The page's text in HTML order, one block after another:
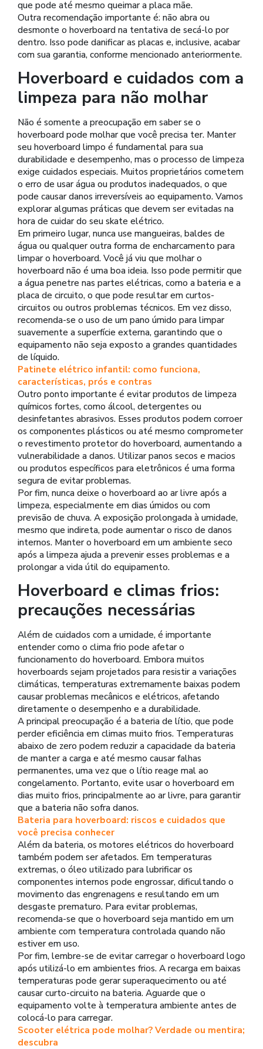
que pode até mesmo queimar a placa mãe.
Outra recomendação importante é: não abra ou
desmonte o hoverboard na tentativa de secá-lo por
dentro. Isso pode danificar as placas e, inclusive, acabar
com sua garantia, conforme mencionado anteriormente.
Hoverboard e cuidados com a
limpeza para não molhar
Não é somente a preocupação em saber se o
hoverboard pode molhar que você precisa ter. Manter
seu hoverboard limpo é fundamental para sua
durabilidade e desempenho, mas o processo de limpeza
exige cuidados especiais. Muitos proprietários cometem
o erro de usar água ou produtos inadequados, o que
pode causar danos irreversíveis ao equipamento. Vamos
explorar algumas práticas que devem ser evitadas na
hora de cuidar do seu skate elétrico.
Em primeiro lugar, nunca use mangueiras, baldes de
água ou qualquer outra forma de encharcamento para
limpar o hoverboard. Você já viu que molhar o
hoverboard não é uma boa ideia. Isso pode permitir que
a água penetre nas partes elétricas, como a bateria e a
placa de circuito, o que pode resultar em curtos-
circuitos ou outros problemas técnicos. Em vez disso,
recomenda-se o uso de um pano úmido para limpar
suavemente a superfície externa, garantindo que o
equipamento não seja exposto a grandes quantidades
de líquido.
Patinete elétrico infantil: como funciona,
características, prós e contras
Outro ponto importante é evitar produtos de limpeza
químicos fortes, como álcool, detergentes ou
desinfetantes abrasivos. Esses produtos podem corroer
os componentes plásticos ou até mesmo comprometer
o revestimento protetor do hoverboard, aumentando a
vulnerabilidade a danos. Utilizar panos secos e macios
ou produtos específicos para eletrônicos é uma forma
segura de evitar problemas.
Por fim, nunca deixe o hoverboard ao ar livre após a
limpeza, especialmente em dias úmidos ou com
previsão de chuva. A exposição prolongada à umidade,
mesmo que indireta, pode aumentar o risco de danos
internos. Manter o hoverboard em um ambiente seco
após a limpeza ajuda a prevenir esses problemas e a
prolongar a vida útil do equipamento.
Hoverboard e climas frios:
precauções necessárias
Além de cuidados com a umidade, é importante
entender como o clima frio pode afetar o
funcionamento do hoverboard. Embora muitos
hoverboards sejam projetados para resistir a variações
climáticas, temperaturas extremamente baixas podem
causar problemas mecânicos e elétricos, afetando
diretamente o desempenho e a durabilidade.
A principal preocupação é a bateria de lítio, que pode
perder eficiência em climas muito frios. Temperaturas
abaixo de zero podem reduzir a capacidade da bateria
de manter a carga e até mesmo causar falhas
permanentes, uma vez que o lítio reage mal ao
congelamento. Portanto, evite usar o hoverboard em
dias muito frios, principalmente ao ar livre, para garantir
que a bateria não sofra danos.
Bateria para hoverboard: riscos e cuidados que
você precisa conhecer
Além da bateria, os motores elétricos do hoverboard
também podem ser afetados. Em temperaturas
extremas, o óleo utilizado para lubrificar os
componentes internos pode engrossar, dificultando o
movimento das engrenagens e resultando em um
desgaste prematuro. Para evitar problemas,
recomenda-se que o hoverboard seja mantido em um
ambiente com temperatura controlada quando não
estiver em uso.
Por fim, lembre-se de evitar carregar o hoverboard logo
após utilizá-lo em ambientes frios. A recarga em baixas
temperaturas pode gerar superaquecimento ou até
causar curto-circuito na bateria. Aguarde que o
equipamento volte à temperatura ambiente antes de
colocá-lo para carregar.
Scooter elétrica pode molhar? Verdade ou mentira;
descubra